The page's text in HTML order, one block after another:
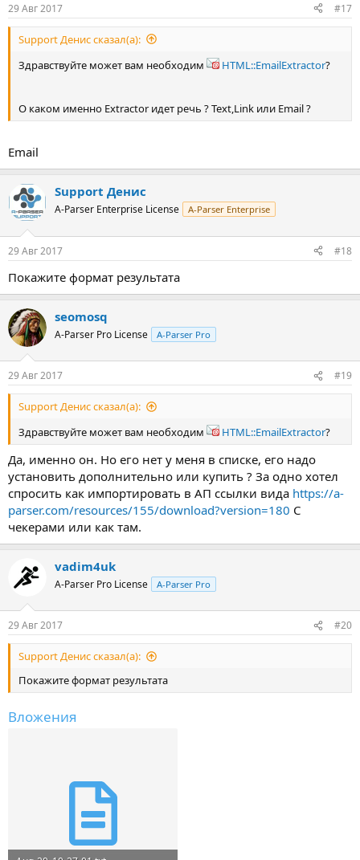
29 Авг 2017 #17
Support Денис сказал(а):
Здравствуйте может вам необходим
HTML::EmailExtractor?
О каком именно Extractor идет речь ? Text,Link или Email ?
Email
Support Денис
A-Parser Enterprise License A-Parser Enterprise
29 Авг 2017 #18
Покажите формат результата
seomosq
A-Parser Pro License A-Parser Pro
29 Авг 2017 #19
Support Денис сказал(а):
Здравствуйте может вам необходим
HTML::EmailExtractor?
Да, именно он. Но его нет у меня в списке, его надо
установить дополнительно или купить ? За одно хотел
спросить как импортировать в АП ссылки вида https://a-
parser.com/resources/155/download?version=180 С
чекерами или как там.
vadim4uk
A-Parser Pro License A-Parser Pro
29 Авг 2017 #20
Support Денис сказал(а):
Покажите формат результата
Вложения